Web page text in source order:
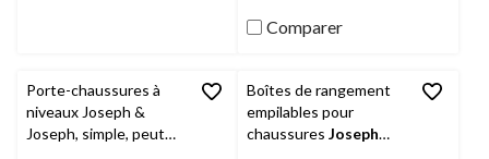
Comparer
Porte-chaussures à
niveaux Joseph &
Joseph, simple, peut
Boîtes de rangement
empilables pour
chaussures Joseph